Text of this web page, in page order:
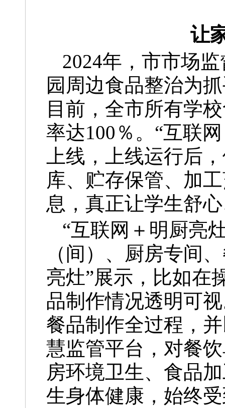
让
2024年，市市场
园周边食品整治为
目前，全市所有学
率达100％。“互联
上线，上线运行后
库、贮存保管、加
息，真正让学生舒
“互联网＋明厨亮
（间）、厨房专间
亮灶”展示，比如在
品制作情况透明可
餐品制作全过程，
慧监管平台，对餐
房环境卫生、食品
生身体健康，始终